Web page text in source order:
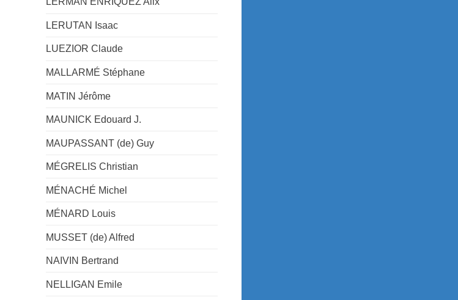
LERUTAN Isaac
LUEZIOR Claude
MALLARMÉ Stéphane
MATIN Jérôme
MAUNICK Edouard J.
MAUPASSANT (de) Guy
MÉGRELIS Christian
MÉNACHÉ Michel
MÉNARD Louis
MUSSET (de) Alfred
NAIVIN Bertrand
NELLIGAN Emile